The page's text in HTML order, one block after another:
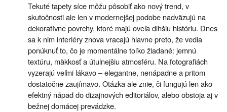
Tekuté tapety síce môžu pôsobiť ako nový trend, v
skutočnosti ale len v modernejšej podobe nadväzujú na
dekoratívne povrchy, ktoré majú oveľa dlhšiu históriu. Dnes
sa k nim interiéry znova vracajú hlavne preto, že vedia
ponúknuť to, čo je momentálne toľko žiadané: jemnú
textúru, mäkkosť a útulnejšiu atmosféru. Na fotografiách
vyzerajú veľmi lákavo – elegantne, nenápadne a pritom
dostatočne zaujímavo. Otázka ale znie, či fungujú len ako
efektný nápad do dizajnových editoriálov, alebo obstoja aj v
bežnej domácej prevádzke.